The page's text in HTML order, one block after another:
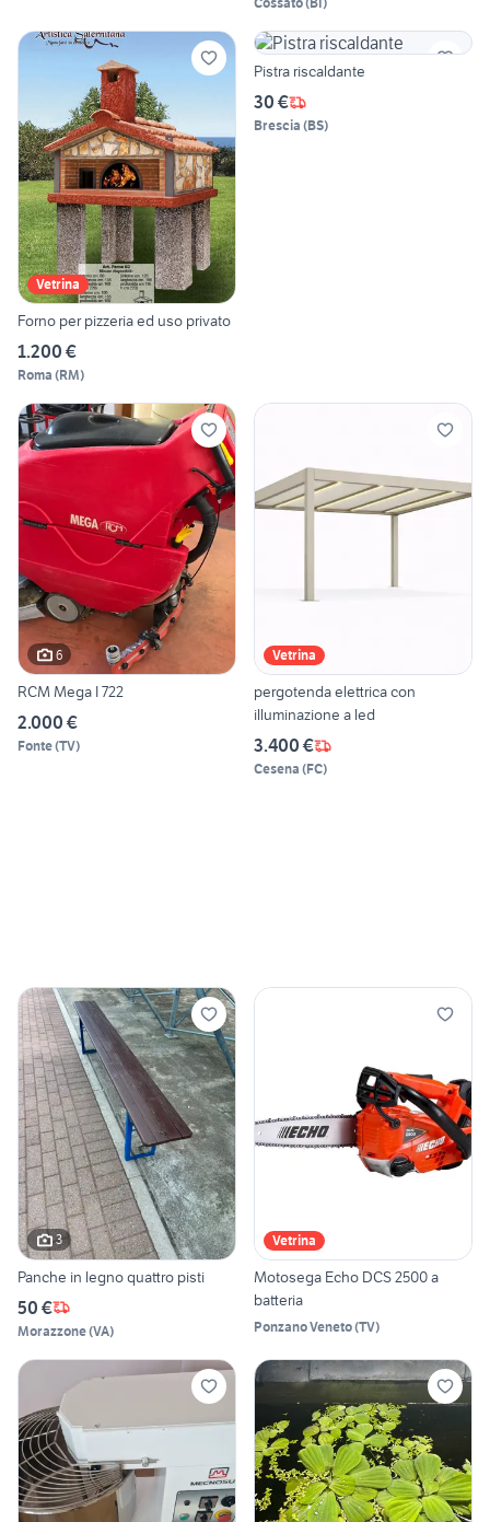
Vetrina
Forno per pizzeria ed uso privato
1.200 €
Roma (RM)
Pistra riscaldante
30 €
Brescia (BS)
6
RCM Mega I 722
2.000 €
Fonte(TV)
Vetrina
pergotenda elettrica con
illuminazione a led
3.400 €
Cesena (FC)
3
Panche in legno quattro pisti
50 €
Morazzone(VA)
Vetrina
Motosega Echo DCS 2500 a
batteria
Ponzano Veneto(TV)